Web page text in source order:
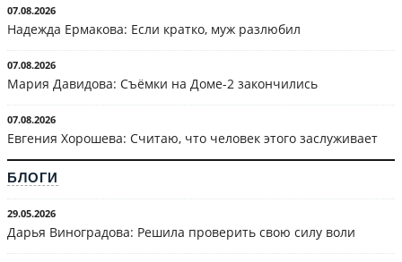
07.08.2026
Надежда Ермакова: Если кратко, муж разлюбил
07.08.2026
Мария Давидова: Съёмки на Доме-2 закончились
07.08.2026
Евгения Хорошева: Считаю, что человек этого заслуживает
БЛОГИ
29.05.2026
Дарья Виноградова: Решила проверить свою силу воли